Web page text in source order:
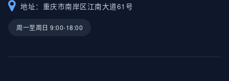
地址：重庆市南岸区江南大道61号
周一至周日 9:00-18:00